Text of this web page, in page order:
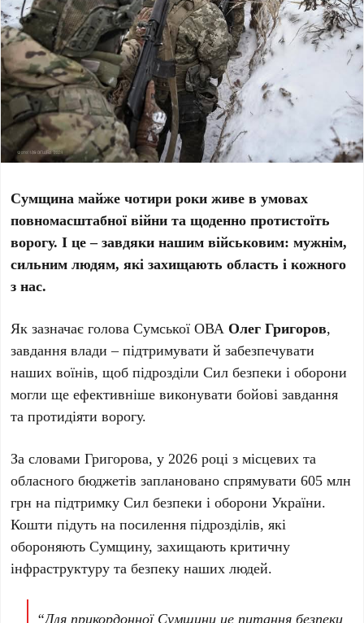
Сумщина майже чотири роки живе в умовах
повномасштабної війни та щоденно протистоїть
ворогу. І це – завдяки нашим військовим: мужнім,
сильним людям, які захищають область і кожного
з нас.
Як зазначає голова Сумської ОВА Олег Григоров,
завдання влади – підтримувати й забезпечувати
наших воїнів, щоб підрозділи Сил безпеки і оборони
могли ще ефективніше виконувати бойові завдання
та протидіяти ворогу.
За словами Григорова, у 2026 році з місцевих та
обласного бюджетів заплановано спрямувати 605 млн
грн на підтримку Сил безпеки і оборони України.
Кошти підуть на посилення підрозділів, які
обороняють Сумщину, захищають критичну
інфраструктуру та безпеку наших людей.
“Для прикордонної Сумщини це питання безпеки